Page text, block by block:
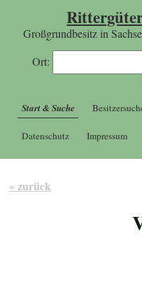
Großgrundbesitz in
Ort:
Start & Suche
Datenschutz Impressum
« zurück